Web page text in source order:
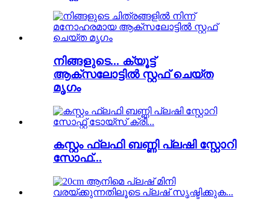
നിങ്ങളുടെ... ക്യൂട്ട്
ആക്‌സലോട്ടിൽ സ്റ്റഫ് ചെയ്ത
മൃഗം
കസ്റ്റം ഫ്ലഫി ബണ്ണി പ്ലഷി സ്റ്റോറി
സോഫ്...